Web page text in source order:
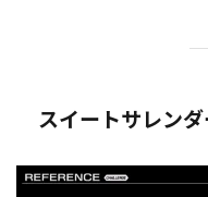
スイートサレン